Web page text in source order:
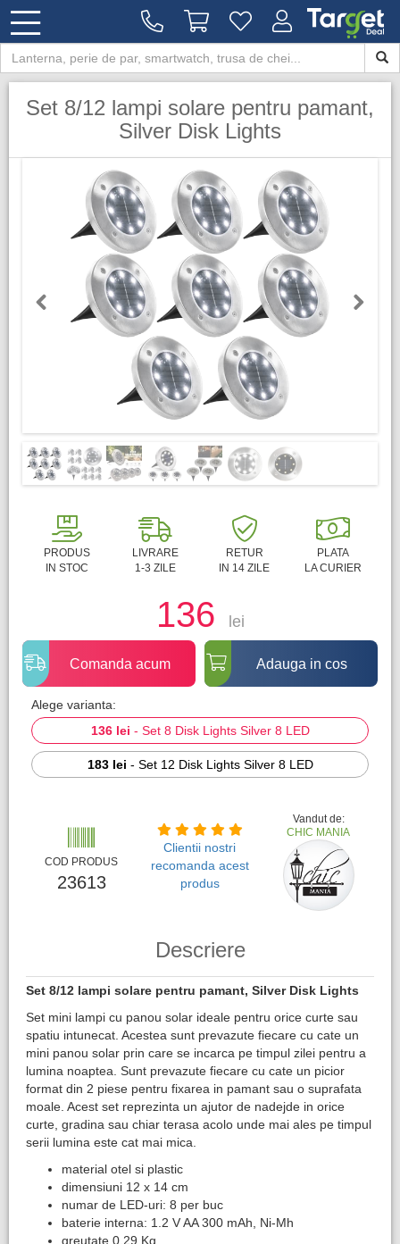
Set 8/12 lampi solare pentru pamant,
Silver Disk Lights
PRODUS
IN STOC
LIVRARE
1-3 ZILE
RETUR
IN 14 ZILE
PLATA
LA CURIER
136 lei
Comanda acum Adauga in cos
Alege varianta:
136 lei - Set 8 Disk Lights Silver 8 LED
183 lei - Set 12 Disk Lights Silver 8 LED
COD PRODUS
23613
Clientii nostri
recomanda acest
produs
Vandut de:
CHIC MANIA
Descriere
Set 8/12 lampi solare pentru pamant, Silver Disk Lights
Set mini lampi cu panou solar ideale pentru orice curte sau
spatiu intunecat. Acestea sunt prevazute fiecare cu cate un
mini panou solar prin care se incarca pe timpul zilei pentru a
lumina noaptea. Sunt prevazute fiecare cu cate un picior
format din 2 piese pentru fixarea in pamant sau o suprafata
moale. Acest set reprezinta un ajutor de nadejde in orice
curte, gradina sau chiar terasa acolo unde mai ales pe timpul
serii lumina este cat mai mica.
material otel si plastic
dimensiuni 12 x 14 cm
numar de LED-uri: 8 per buc
baterie interna: 1.2 V AA 300 mAh, Ni-Mh
greutate 0.29 Kg